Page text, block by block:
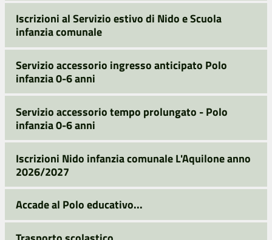
Iscrizioni al Servizio estivo di Nido e Scuola
infanzia comunale
Servizio accessorio ingresso anticipato Polo
infanzia 0-6 anni
Servizio accessorio tempo prolungato - Polo
infanzia 0-6 anni
Iscrizioni Nido infanzia comunale L'Aquilone anno
2026/2027
Accade al Polo educativo...